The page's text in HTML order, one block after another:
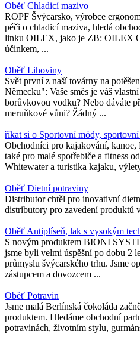
Oběť Chladicí mazivo
ROPF Švýcarsko, výrobce
péči o chladicí maziva, hledá
linku OILEX, jako je ZB: OILEX
účinkem, ...
Oběť Lihoviny
Svět první z naší továrny na
Německu": Vaše směs je váš
borůvkovou vodku? Nebo dáváte
meruňkové vůni? Žádný ...
říkat si o Sportovní módy,
Obchodníci pro kajakování, kanoe,
také pro malé spotřebiče a fitness
Whitewater a turistika kajaku,
Oběť Dietní potraviny
Distributor chtěl pro inovativní
distributory pro zavedení produktů
Oběť Antiplíseň, lak s vysokým
S novým produktem BIONI
jsme byli velmi úspěšní po dobu 2
průmyslu švýcarského trhu. Jsme
zástupcem a dovozcem ...
Oběť Potravin
Jsme malá Berlínská čokoláda
produktem. Hledáme obchodní
potravinách, životním stylu,